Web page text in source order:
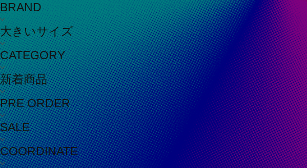
BRAND
大きいサイズ
CATEGORY
新着商品
PRE ORDER
SALE
COORDINATE